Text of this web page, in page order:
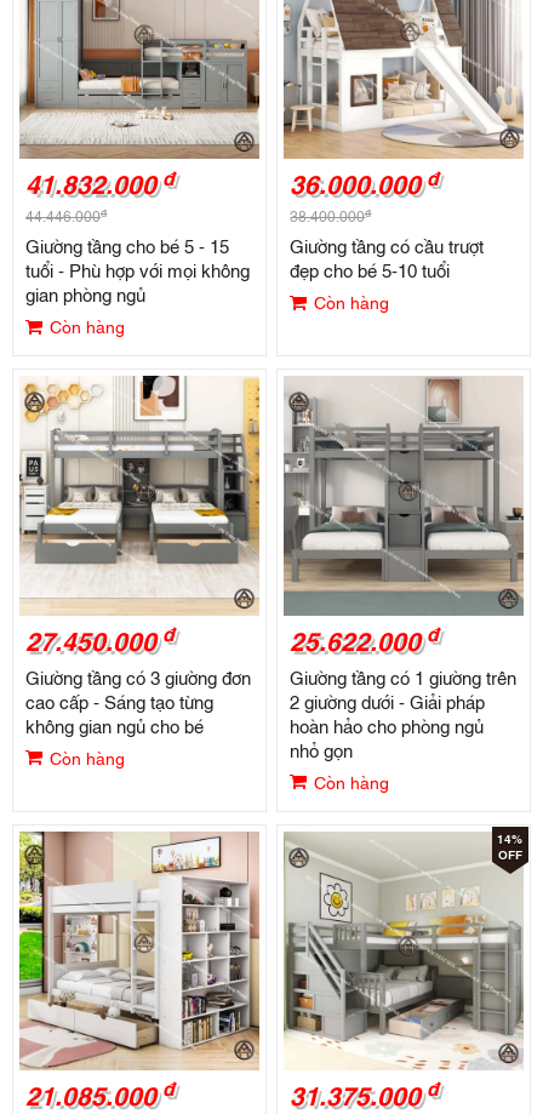
41.832.000 đ
44.446.000đ
Giường tầng cho bé 5 - 15
tuổi - Phù hợp với mọi không
gian phòng ngủ
Còn hàng
36.000.000 đ
38.400.000đ
Giường tầng có cầu trượt
đẹp cho bé 5-10 tuổi
Còn hàng
27.450.000 đ
Giường tầng có 3 giường đơn
cao cấp - Sáng tạo từng
không gian ngủ cho bé
Còn hàng
25.622.000 đ
Giường tầng có 1 giường trên
2 giường dưới - Giải pháp
hoàn hảo cho phòng ngủ
nhỏ gọn
Còn hàng
21.085.000 đ
14%
OFF
31.375.000 đ